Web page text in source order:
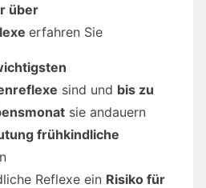
über
erfahren Sie
sind und bis zu
sie andauern
frühkindliche
Reflexe ein Risiko für